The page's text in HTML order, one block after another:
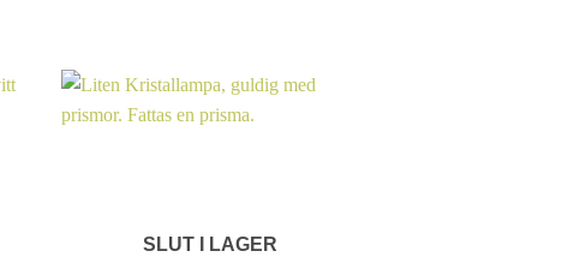
SLUT I LAGER